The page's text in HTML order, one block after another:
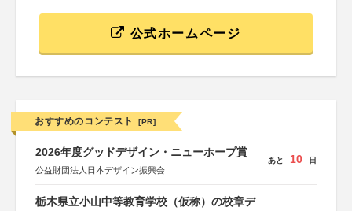
公式ホームページ
おすすめのコンテスト [PR]
2026年度グッドデザイン・ニューホープ賞
公益財団法人日本デザイン振興会
あと 10 日
栃木県立小山中等教育学校（仮称）の校章デ